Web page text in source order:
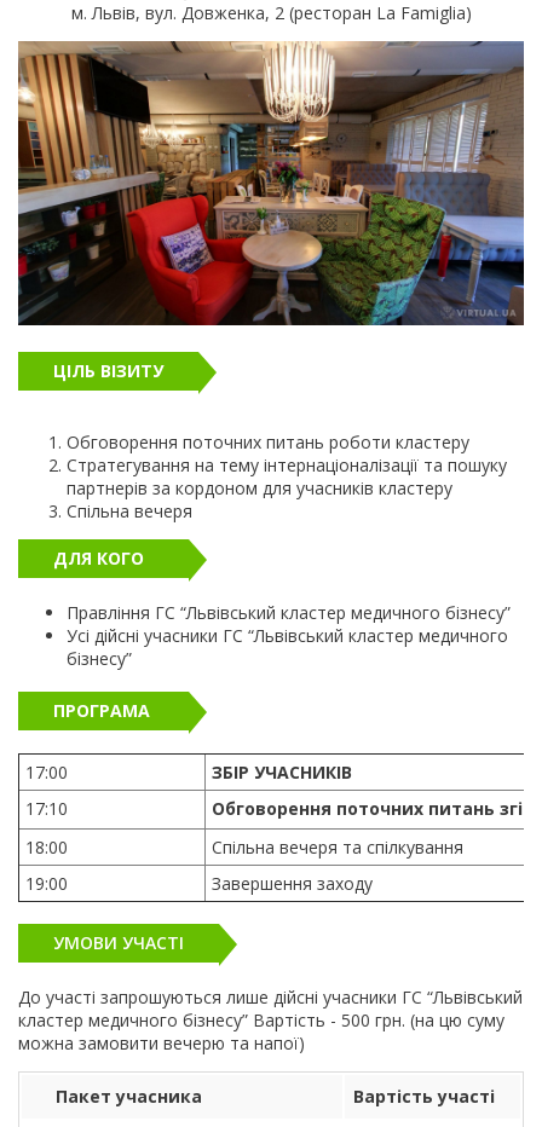
м. Львів, вул. Довженка, 2 (ресторан La Famiglia)
ЦІЛЬ ВІЗИТУ
Обговорення поточних питань роботи кластеру
Стратегування на тему інтернаціоналізації та пошуку
партнерів за кордоном для учасників кластеру
Спільна вечеря
ДЛЯ КОГО
Правління ГС “Львівський кластер медичного бізнесу”
Усі дійсні учасники ГС “Львівський кластер медичного
бізнесу”
ПРОГРАМА
17:00
ЗБІР УЧАСНИКІВ
17:10
Обговорення поточних питань
18:00
Спільна вечеря та спілкування
19:00
Завершення заходу
УМОВИ УЧАСТІ
До участі запрошуються лише дійсні учасники ГС “Львівський
кластер медичного бізнесу” Вартість - 500 грн. (на цю суму
можна замовити вечерю та напої)
Пакет учасника
Вартість участі